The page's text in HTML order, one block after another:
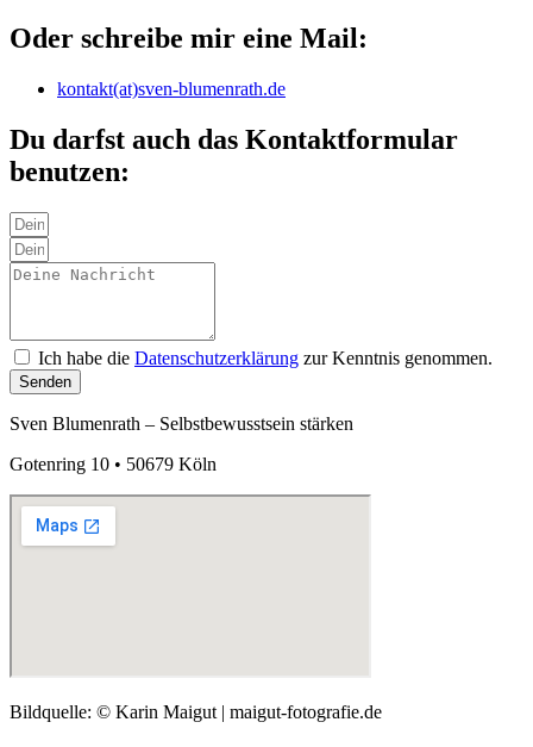
Oder schreibe mir eine Mail:
kontakt(at)sven-blumenrath.de
Du darfst auch das Kontaktformular
benutzen:
Ich habe die Datenschutzerklärung zur Kenntnis genommen.
Senden
Sven Blumenrath – Selbstbewusstsein stärken
Gotenring 10 • 50679 Köln
Bildquelle: © Karin Maigut | maigut-fotografie.de